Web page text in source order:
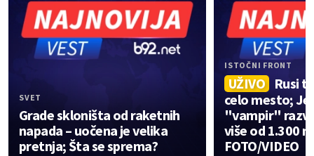
SVET
Grade skloništa od raketnih
napada – uočena je velika
pretnja; Šta se sprema?
ISTOČNI FRONT
UŽIVO Rusi
celo mesto;
"vampir"
više od 1.300
FOTO/VIDEO